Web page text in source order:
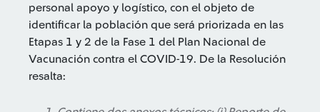
personal apoyo y logístico, con el objeto de
identificar la población que será priorizada en las
Etapas 1 y 2 de la Fase 1 del Plan Nacional de
Vacunación contra el COVID-19. De la Resolución
resalta: